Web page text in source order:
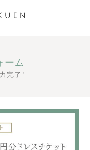
ーム
完了"